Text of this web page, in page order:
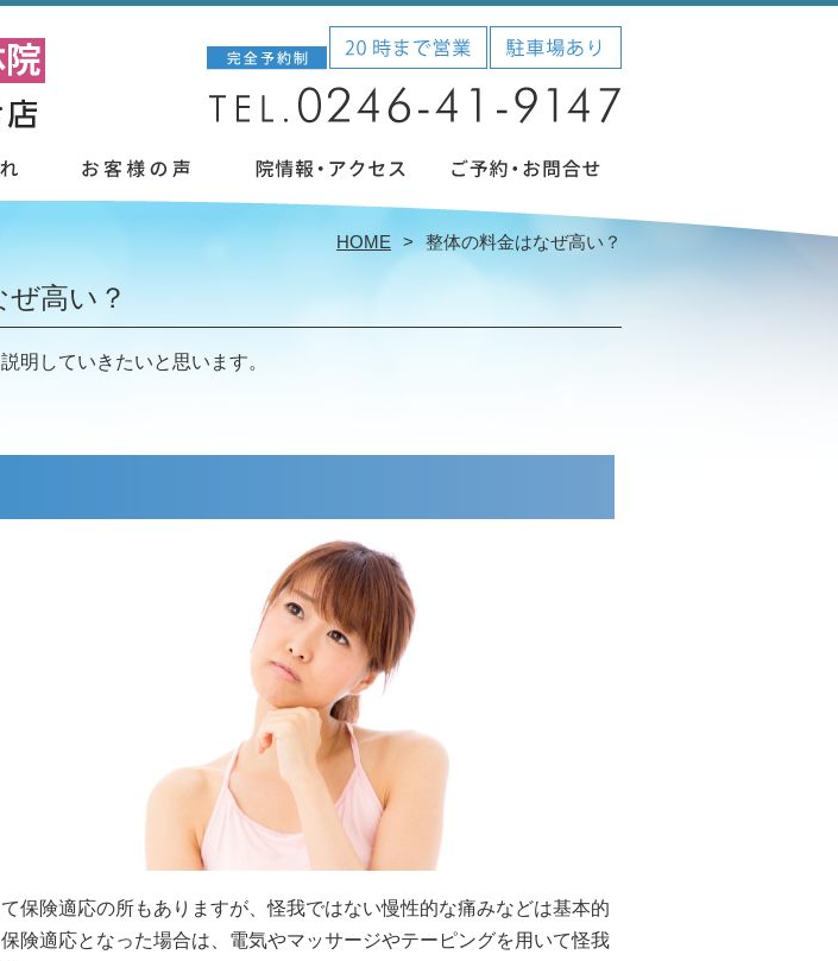
HOME 整体の料金はなぜ高い？
高い？
明していきたいと思います。
保険適応の所もありますが、怪我ではない慢性的な痛みなどは基本的
険適応となった場合は、電気やマッサージやテーピングを用いて怪我